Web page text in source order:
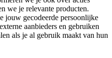
we je relevante producten.
jouw gecodeerde persoonlijke
aanbieders en gebruiken
als je al gebruik maakt van hun